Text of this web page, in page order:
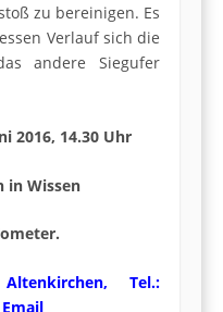
zu bereinigen. Es
Verlauf sich die
andere Siegufer
2016, 14.30 Uhr
in Wissen
Tel.: